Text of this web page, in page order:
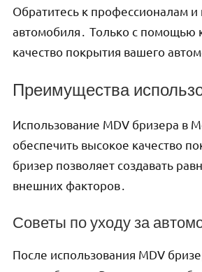
Обратитесь к профессионалам
автомобиля․ Только с помощью
качество покрытия вашего
Преимущества
Использование MDV бризера в
обеспечить высокое качество
бризер позволяет создавать
внешних факторов․
Советы по уходу за
После использования MDV